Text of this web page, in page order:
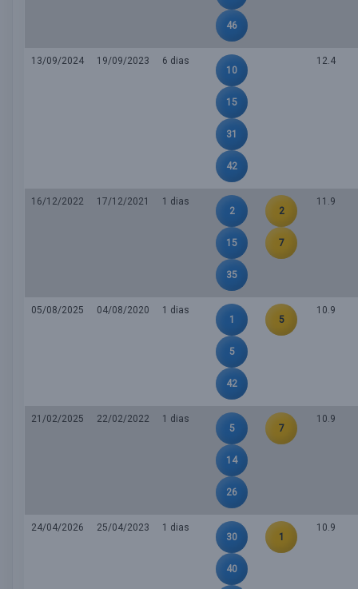
46
13/09/2024 19/09/2023
6 dias
10
15
31
42
12.4
16/12/2022 17/12/2021
1 dias
2
15
35
2
7
11.9
05/08/2025 04/08/2020
1 dias
1
5
42
5
10.9
21/02/2025 22/02/2022
1 dias
5
14
26
7
10.9
24/04/2026 25/04/2023
1 dias
30
40
1
10.9